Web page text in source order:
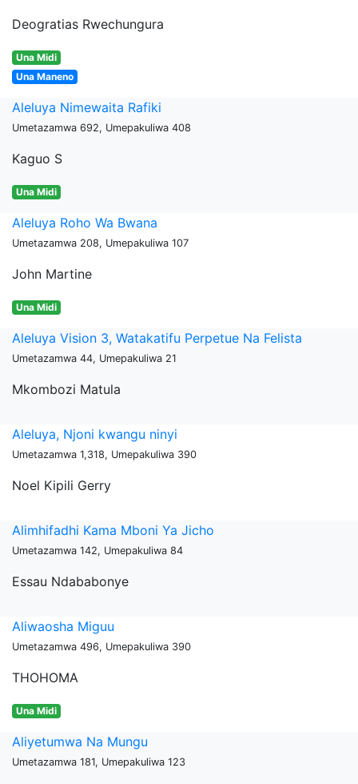
Deogratias Rwechungura
Una Midi
Una Maneno
Aleluya Nimewaita Rafiki
Umetazamwa 692, Umepakuliwa 408
Kaguo S
Una Midi
Aleluya Roho Wa Bwana
Umetazamwa 208, Umepakuliwa 107
John Martine
Una Midi
Aleluya Vision 3, Watakatifu Perpetue Na Felista
Umetazamwa 44, Umepakuliwa 21
Mkombozi Matula
Aleluya, Njoni kwangu ninyi
Umetazamwa 1,318, Umepakuliwa 390
Noel Kipili Gerry
Alimhifadhi Kama Mboni Ya Jicho
Umetazamwa 142, Umepakuliwa 84
Essau Ndababonye
Aliwaosha Miguu
Umetazamwa 496, Umepakuliwa 390
THOHOMA
Una Midi
Aliyetumwa Na Mungu
Umetazamwa 181, Umepakuliwa 123